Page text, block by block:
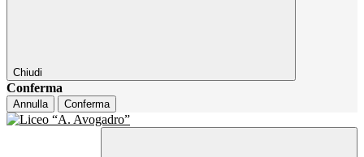
Chiudi
Conferma
Annulla Conferma